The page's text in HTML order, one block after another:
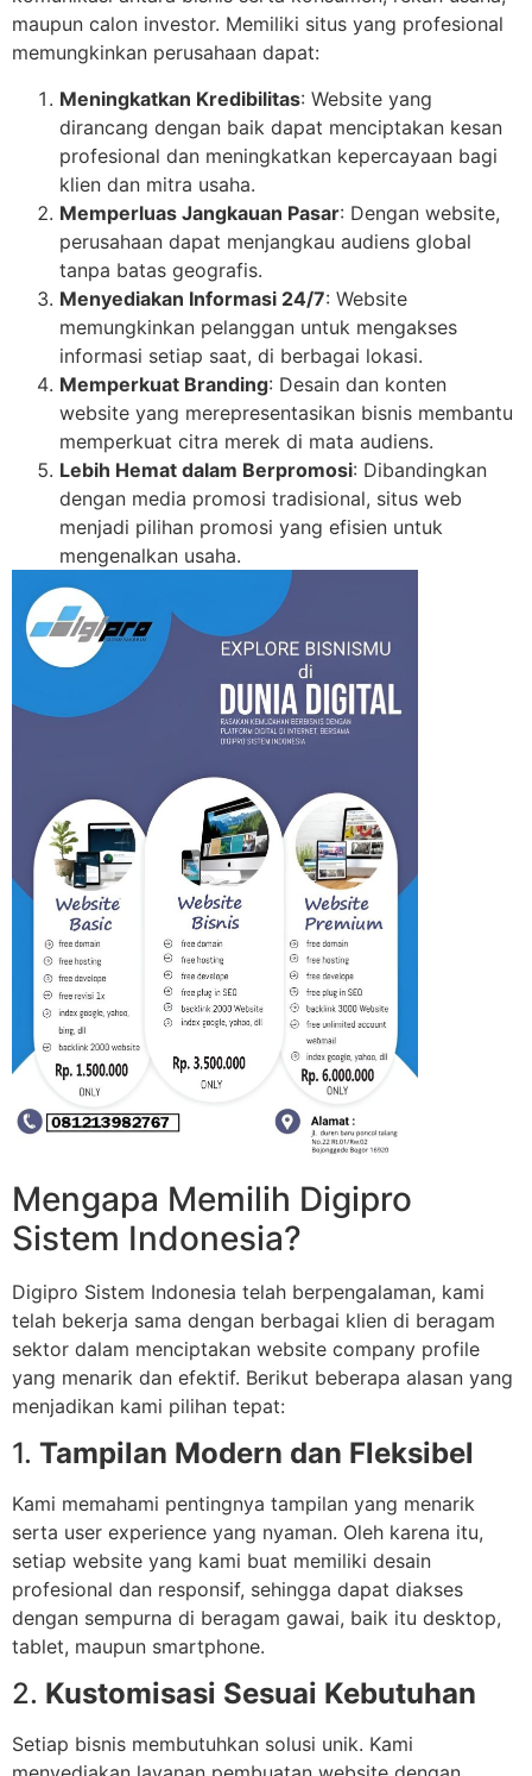
maupun calon investor. Memiliki situs yang profesional
memungkinkan perusahaan dapat:
Meningkatkan Kredibilitas: Website yang
dirancang dengan baik dapat menciptakan kesan
profesional dan meningkatkan kepercayaan bagi
klien dan mitra usaha.
Memperluas Jangkauan Pasar: Dengan website,
perusahaan dapat menjangkau audiens global
tanpa batas geografis.
Menyediakan Informasi 24/7: Website
memungkinkan pelanggan untuk mengakses
informasi setiap saat, di berbagai lokasi.
Memperkuat Branding: Desain dan konten
website yang merepresentasikan bisnis membantu
memperkuat citra merek di mata audiens.
Lebih Hemat dalam Berpromosi: Dibandingkan
dengan media promosi tradisional, situs web
menjadi pilihan promosi yang efisien untuk
mengenalkan usaha.
Mengapa Memilih Digipro
Sistem Indonesia?
Digipro Sistem Indonesia telah berpengalaman, kami
telah bekerja sama dengan berbagai klien di beragam
sektor dalam menciptakan website company profile
yang menarik dan efektif. Berikut beberapa alasan yang
menjadikan kami pilihan tepat:
1. Tampilan Modern dan Fleksibel
Kami memahami pentingnya tampilan yang menarik
serta user experience yang nyaman. Oleh karena itu,
setiap website yang kami buat memiliki desain
profesional dan responsif, sehingga dapat diakses
dengan sempurna di beragam gawai, baik itu desktop,
tablet, maupun smartphone.
2. Kustomisasi Sesuai Kebutuhan
Setiap bisnis membutuhkan solusi unik. Kami